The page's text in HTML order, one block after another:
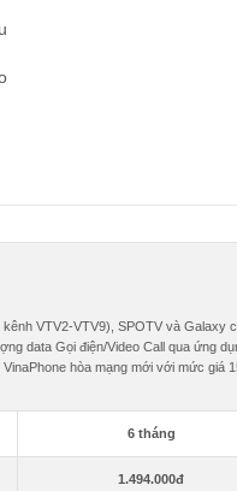
VTV2-VTV9), SPOTV và Galaxy
data Gọi điện/Video Call qua ứng
hòa mạng mới với mức giá
6 tháng
1.494.000đ